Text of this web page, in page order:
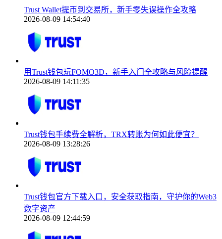
Trust Wallet提币到交易所，新手零失误操作全攻略
2026-08-09 14:54:40
用Trust钱包玩FOMO3D，新手入门全攻略与风险提醒
2026-08-09 14:11:35
Trust钱包手续费全解析，TRX转账为何如此便宜？
2026-08-09 13:28:26
Trust钱包官方下载入口，安全获取指南，守护你的Web3
数字资产
2026-08-09 12:44:59